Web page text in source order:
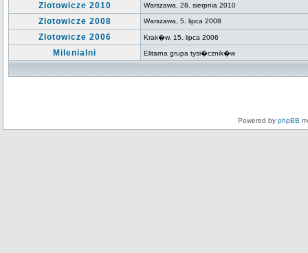
Zlotowicze 2010 Warszawa, 28. sierpnia 2010
Zlotowicze 2008 Warszawa, 5. lipca 2008
Zlotowicze 2006 Krak�w, 15. lipca 2006
Milenialni Elitarna grupa tysi�cznik�w
Powered by phpBB